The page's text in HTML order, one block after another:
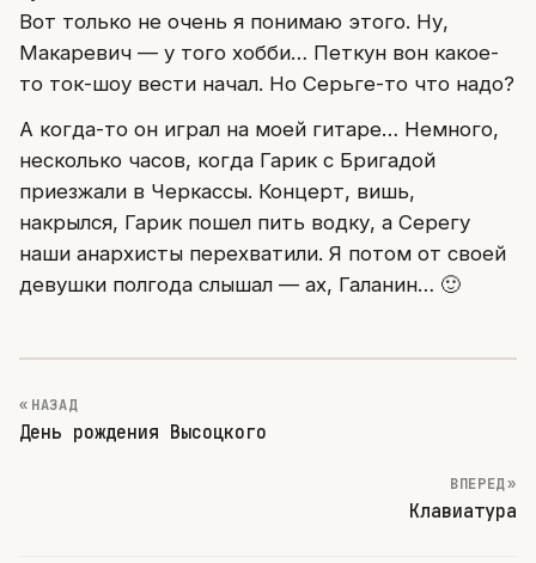
Вот только не очень я понимаю этого. Ну,
Макаревич — у того хобби… Петкун вон какое-
то ток-шоу вести начал. Но Серьге-то что надо?
А когда-то он играл на моей гитаре… Немного,
несколько часов, когда Гарик с Бригадой
приезжали в Черкассы. Концерт, вишь,
накрылся, Гарик пошел пить водку, а Серегу
наши анархисты перехватили. Я потом от своей
девушки полгода слышал — ах, Галанин… 🙂
« НАЗАД
День рождения Высоцкого
ВПЕРЕД »
Клавиатура